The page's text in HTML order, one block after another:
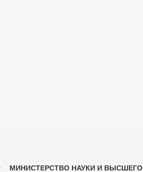
МИНИСТЕРСТВО НАУКИ И ВЫСШЕГО